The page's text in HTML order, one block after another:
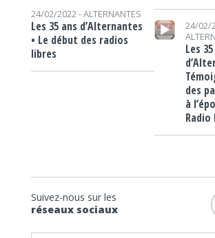
24/02/2022 -ALTERNANTES
Les 35 ans d’Alternantes
• Le début des radios
libres
Lecteur audio
24/02/
Les
des
à
Radio
Suivez-nous sur les
réseaux sociaux